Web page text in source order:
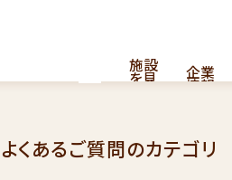
採用
施設
を見 企業
情報
お
よくあるご質問のカテゴリ